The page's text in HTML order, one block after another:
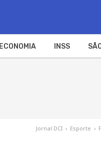
ECONOMIA INSS
Jornal DCI › Esporte ›